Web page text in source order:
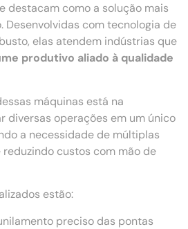
destacam como a solução mais
Desenvolvidas com tecnologia de
elas atendem indústrias que
produtivo aliado à qualidade
máquinas está na
diversas operações em um único
a necessidade de múltiplas
custos com mão de
estão:
preciso das pontas